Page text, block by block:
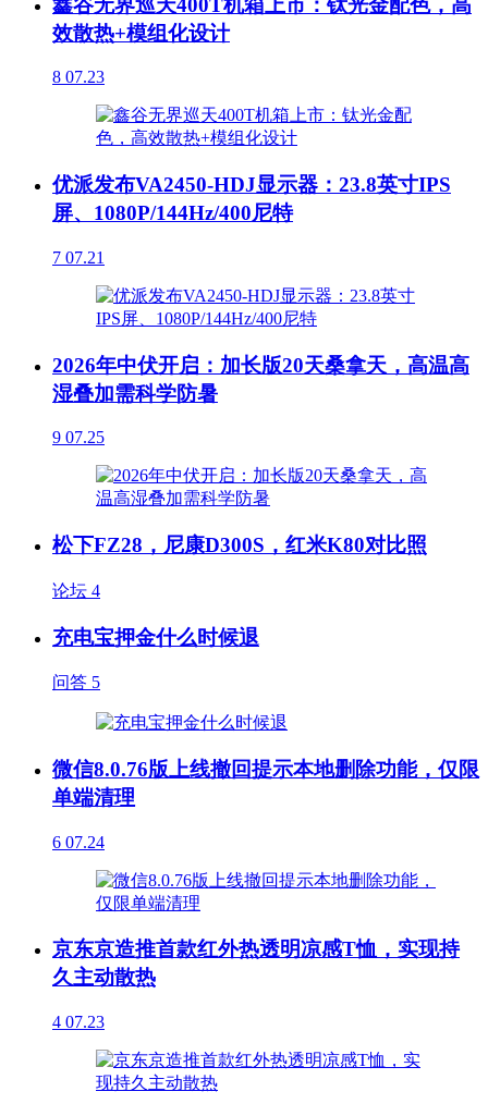
鑫谷无界巡天400T机箱上市：钛光金配色，高
效散热+模组化设计
8 07.23
优派发布VA2450-HDJ显示器：23.8英寸IPS
屏、1080P/144Hz/400尼特
7 07.21
2026年中伏开启：加长版20天桑拿天，高温高
湿叠加需科学防暑
9 07.25
松下FZ28，尼康D300S，红米K80对比照
论坛 4
充电宝押金什么时候退
问答 5
微信8.0.76版上线撤回提示本地删除功能，仅限
单端清理
6 07.24
京东京造推首款红外热透明凉感T恤，实现持
久主动散热
4 07.23